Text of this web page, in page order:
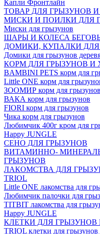
Капли Фронтлайн
ТОВАР ДЛЯ ГРЫЗУНОВ
МИСКИ И ПОИЛКИ ДЛЯ
Миски для грызунов
ШАРЫ И КОЛЕСА
ДОМИКИ, КУПАЛКИ ДЛЯ
Домики для грызунов
КОРМ ДЛЯ ГРЫЗУНОВ И
BAMBINI PETS корм для
Little ONE корм для
ЗООМИР корм для грызунов
ВАКА корм для грызунов
FIORI корм для грызунов
Чика корм для грызунов
Любимчик 400г кром для
Happy JUNGLE
СЕНО ДЛЯ ГРЫЗУНОВ
ВИТАМИННО-
ГРЫЗУНОВ
ЛАКОМСТВА ДЛЯ
TRIOL
Little ONE лакомства для
Любимчик палочки для
TITBIT лакомства для
Happy JUNGLE
КЛЕТКИ ДЛЯ ГРЫЗУНОВ
TRIOL клетки для грызунов